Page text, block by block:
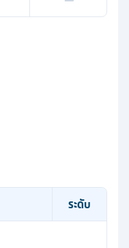
ระดับ